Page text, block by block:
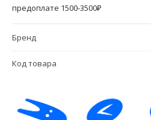
предоплате 1500-3500₽
Бренд
Код товара